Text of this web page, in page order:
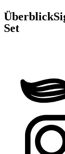
Überblick
Set